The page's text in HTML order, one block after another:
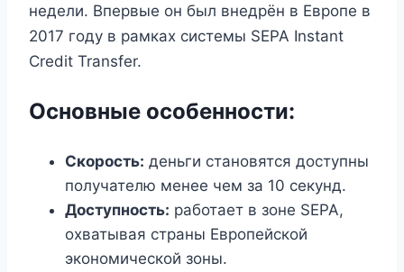
недели. Впервые он был внедрён в Европе в
2017 году в рамках системы SEPA Instant
Credit Transfer.
Основные особенности:
Скорость: деньги становятся доступны
получателю менее чем за 10 секунд.
Доступность: работает в зоне SEPA,
охватывая страны Европейской
экономической зоны.